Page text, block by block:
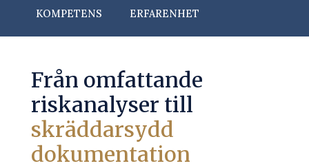
KOMPETENS ERFARENHET
Från omfattande
riskanalyser till
skräddarsydd
dokumentation